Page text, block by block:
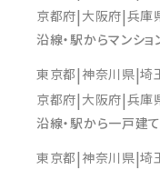
京都府 大阪府 兵庫
沿線・駅からマンシ
東京都 神奈川県 埼
京都府 大阪府 兵庫
沿線・駅から一戸建
東京都 神奈川県 埼